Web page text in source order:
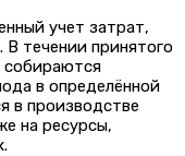
учет затрат,
В течении принятого
собираются
в определённой
в производстве
на ресурсы,